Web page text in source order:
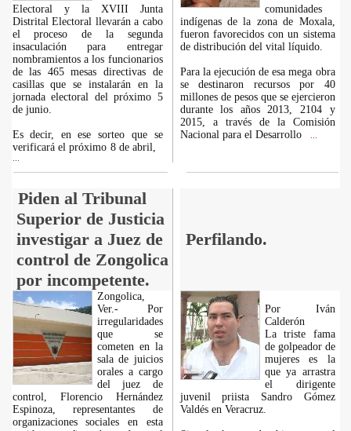
Electoral y la XVIII Junta
Distrital Electoral llevarán a cabo
el proceso de la segunda
insaculación para entregar
nombramientos a los funcionarios
de las 465 mesas directivas de
casillas que se instalarán en la
jornada electoral del próximo 5
de junio.
Es decir, en ese sorteo que se
verificará el próximo 8 de abril,
comunidades
indígenas de la zona de Moxala,
fueron favorecidos con un sistema
de distribución del vital líquido.
Para la ejecución de esa mega obra
se destinaron recursos por 40
millones de pesos que se ejercieron
durante los años 2013, 2104 y
2015, a través de la Comisión
Nacional para el Desarrollo
Piden al Tribunal
Superior de Justicia
investigar a Juez de
control de Zongolica
por incompetente.
Perfilando.
Zongolica,
Ver.- Por
irregularidades
que se
cometen en la
sala de juicios
orales a cargo
del juez de
control, Florencio Hernández
Espinoza, representantes de
organizaciones sociales en esta
Por Iván
Calderón
La triste fama
de golpeador de
mujeres es la
que ya arrastra
el dirigente
juvenil priista Sandro Gómez
Valdés en Veracruz.